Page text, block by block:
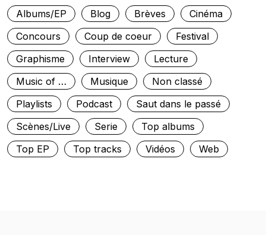
Albums/EP
Blog Brèves
Cinéma
Concours
Coup de coeur
Festival
Graphisme
Interview
Lecture
Music of …
Musique
Non classé
Playlists
Podcast
Saut dans le passé
Scènes/Live
Serie
Top albums
Top EP
Top tracks Vidéos Web